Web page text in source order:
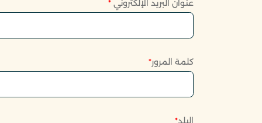
عنوان البريد الإلكتروني *
كلمة المرور*